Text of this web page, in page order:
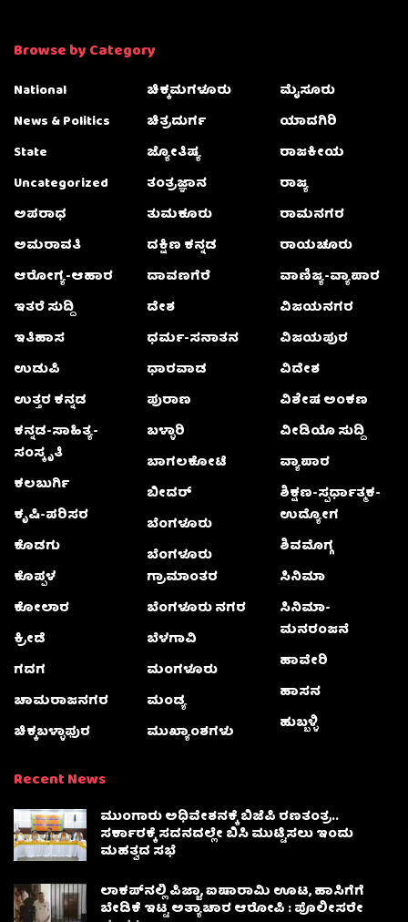
Browse by Category
National
News & Politics
State
Uncategorized
ಅಪರಾಧ
ಅಮರಾವತಿ
ಆರೋಗ್ಯ-ಆಹಾರ
ಇತರೆ ಸುದ್ದಿ
ಇತಿಹಾಸ
ಉಡುಪಿ
ಉತ್ತರ ಕನ್ನಡ
ಕನ್ನಡ-ಸಾಹಿತ್ಯ-
ಸಂಸ್ಕೃತಿ
ಕಲಬುರ್ಗಿ
ಕೃಷಿ-ಪರಿಸರ
ಕೊಡಗು
ಕೊಪ್ಪಳ
ಕೋಲಾರ
ಕ್ರೀಡೆ
ಗದಗ
ಚಾಮರಾಜನಗರ
ಚಿಕ್ಕಬಳ್ಳಾಫುರ
ಚಿಕ್ಕಮಗಳೂರು
ಚಿತ್ರದುರ್ಗ
ಜ್ಯೋತಿಷ್ಯ
ತಂತ್ರಜ್ಞಾನ
ತುಮಕೂರು
ದಕ್ಷಿಣ ಕನ್ನಡ
ದಾವಣಗೆರೆ
ದೇಶ
ಧರ್ಮ-ಸನಾತನ
ಧಾರವಾಡ
ಪುರಾಣ
ಬಳ್ಳಾರಿ
ಬಾಗಲಕೋಟೆ
ಬೀದರ್
ಬೆಂಗಳೂರು
ಬೆಂಗಳೂರು
ಗ್ರಾಮಾಂತರ
ಬೆಂಗಳೂರು ನಗರ
ಬೆಳಗಾವಿ
ಮಂಗಳೂರು
ಮಂಡ್ಯ
ಮುಖ್ಯಾಂಶಗಳು
ಮೈಸೂರು
ಯಾದಗಿರಿ
ರಾಜಕೀಯ
ರಾಜ್ಯ
ರಾಮನಗರ
ರಾಯಚೂರು
ವಾಣಿಜ್ಯ-ವ್ಯಾಪಾರ
ವಿಜಯನಗರ
ವಿಜಯಪುರ
ವಿದೇಶ
ವಿಶೇಷ ಅಂಕಣ
ವೀಡಿಯೊ ಸುದ್ದಿ
ವ್ಯಾಪಾರ
ಶಿಕ್ಷಣ-ಸ್ಪರ್ಧಾತ್ಮಕ-
ಉದ್ಯೋಗ
ಶಿವಮೊಗ್ಗ
ಸಿನಿಮಾ
ಸಿನಿಮಾ-
ಮನರಂಜನೆ
ಹಾವೇರಿ
ಹಾಸನ
ಹುಬ್ಬಳ್ಳಿ
Recent News
ಮುಂಗಾರು ಅಧಿವೇಶನಕ್ಕೆ ಬಿಜೆಪಿ ರಣತಂತ್ರ..
ಸರ್ಕಾರಕ್ಕೆ ಸದನದಲ್ಲೇ ಬಿಸಿ ಮುಟ್ಟಿಸಲು ಇಂದು
ಮಹತ್ವದ ಸಭೆ
ಲಾಕಪ್‌ನಲ್ಲಿ ಪಿಜ್ಜಾ, ಐಷಾರಾಮಿ ಊಟ, ಹಾಸಿಗೆಗೆ
ಬೇಡಿಕೆ ಇಟ್ಟ ಅತ್ಯಾಚಾರ ಆರೋಪಿ : ಪೊಲೀಸರೇ